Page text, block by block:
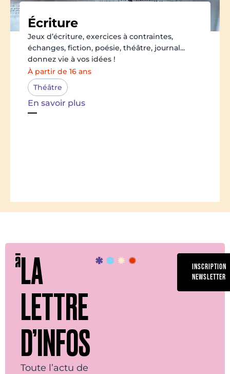
Écriture
Jeux d’écriture, exercices à contraintes,
échanges, fiction, poésie, théâtre, journal...
donnez vie à vos idées !
À partir de 16 ans
Théâtre
En savoir plus
LA
LETTRE
D’INFOS
Toute l’actu de
INSCRIPTION
NEWSLETTER